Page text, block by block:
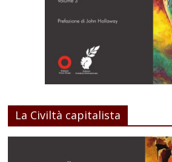
La Civiltà capitalista